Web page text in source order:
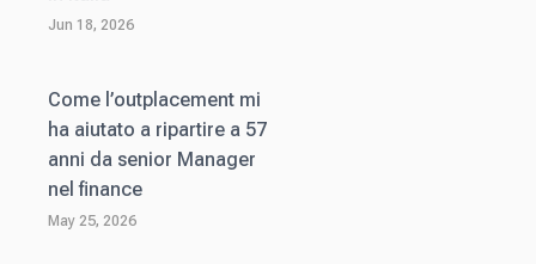
Jun 18, 2026
Come l’outplacement mi
ha aiutato a ripartire a 57
anni da senior Manager
nel finance
May 25, 2026